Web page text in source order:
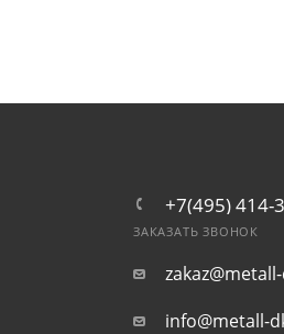
+7(495) 414-
ЗАКАЗАТЬ ЗВОНОК
info@metall-